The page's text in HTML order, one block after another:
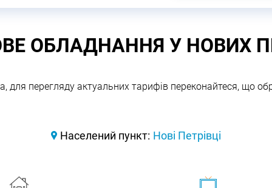
ОБЛАДНАННЯ У НОВИХ
для перегляду актуальних тарифів переконайтеся, що
Населений пункт: Нові Петрівці